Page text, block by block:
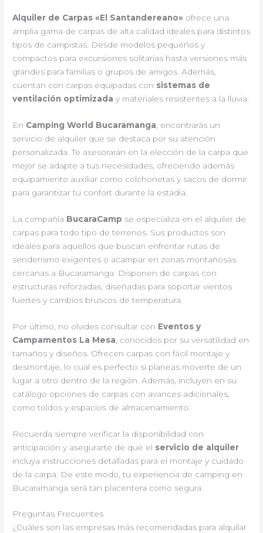
Alquiler de Carpas «El Santandereano» ofrece una
amplia gama de carpas de alta calidad ideales para distintos
tipos de campistas. Desde modelos pequeños y
compactos para excursiones solitarias hasta versiones más
grandes para familias o grupos de amigos. Además,
cuentan con carpas equipadas con sistemas de
ventilación optimizada y materiales resistentes a la lluvia.
En Camping World Bucaramanga , encontrarás un
servicio de alquiler que se destaca por su atención
personalizada. Te asesorarán en la elección de la carpa que
mejor se adapte a tus necesidades, ofreciendo además
equipamiento auxiliar como colchonetas y sacos de dormir
para garantizar tu confort durante la estadía.
La compañía BucaraCamp se especializa en el alquiler de
carpas para todo tipo de terrenos. Sus productos son
ideales para aquellos que buscan enfrentar rutas de
senderismo exigentes o acampar en zonas montañosas
cercanas a Bucaramanga. Disponen de carpas con
estructuras reforzadas, diseñadas para soportar vientos
fuertes y cambios bruscos de temperatura.
Por último, no olvides consultar con Eventos y
Campamentos La Mesa , conocidos por su versatilidad en
tamaños y diseños. Ofrecen carpas con fácil montaje y
desmontaje, lo cual es perfecto si planeas moverte de un
lugar a otro dentro de la región. Además, incluyen en su
catálogo opciones de carpas con avances adicionales,
como toldos y espacios de almacenamiento.
Recuerda siempre verificar la disponibilidad con
anticipación y asegurarte de que el servicio de alquiler
incluya instrucciones detalladas para el montaje y cuidado
de la carpa. De este modo, tu experiencia de camping en
Bucaramanga será tan placentera como segura.
Preguntas Frecuentes
¿Cuáles son las empresas más recomendadas para alquilar